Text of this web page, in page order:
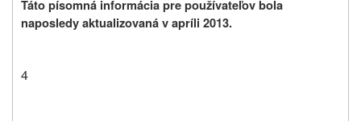
Táto písomná informácia pre používateľov bola
naposledy aktualizovaná v apríli 2013.
4